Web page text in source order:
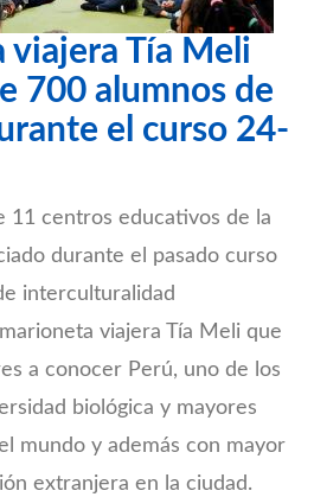
viajera Tía Meli
700 alumnos de
el curso 24-
11 centros educativos de la
durante el pasado curso
interculturalidad
viajera Tía Meli que
a conocer Perú, uno de los
biológica y mayores
mundo y además con mayor
extranjera en la ciudad.